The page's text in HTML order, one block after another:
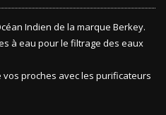
Indien de la marque Berkey.
à eau pour le filtrage des eaux
proches avec les purificateurs